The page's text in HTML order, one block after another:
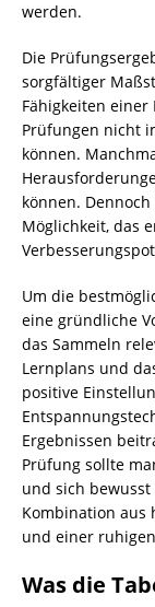
werden.
Die
sorgfältiger
Fähigkeiten einer
Prüfungen nicht
können.
können.
Möglichkeit, das
Um die
eine gründliche
das Sammeln
Lernplans und
positive
Ergebnissen
Prüfung sollte
und sich bewusst
Kombination aus
und einer
Was die